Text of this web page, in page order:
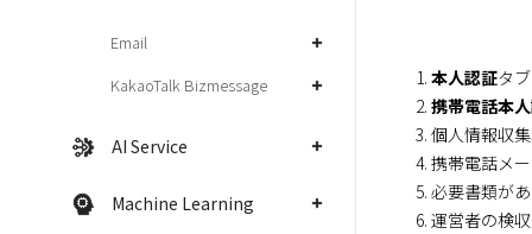
Email
KakaoTalk Bizmessage
AI Service
Machine Learning
1. 本人認証タ
2. 携帯電話本
3. 個人情報収
4. 携帯電話メ
5. 必要書類が
6. 運営者の検